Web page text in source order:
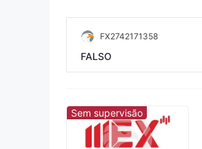
FX2742171358
FALSO
Sem supervisão